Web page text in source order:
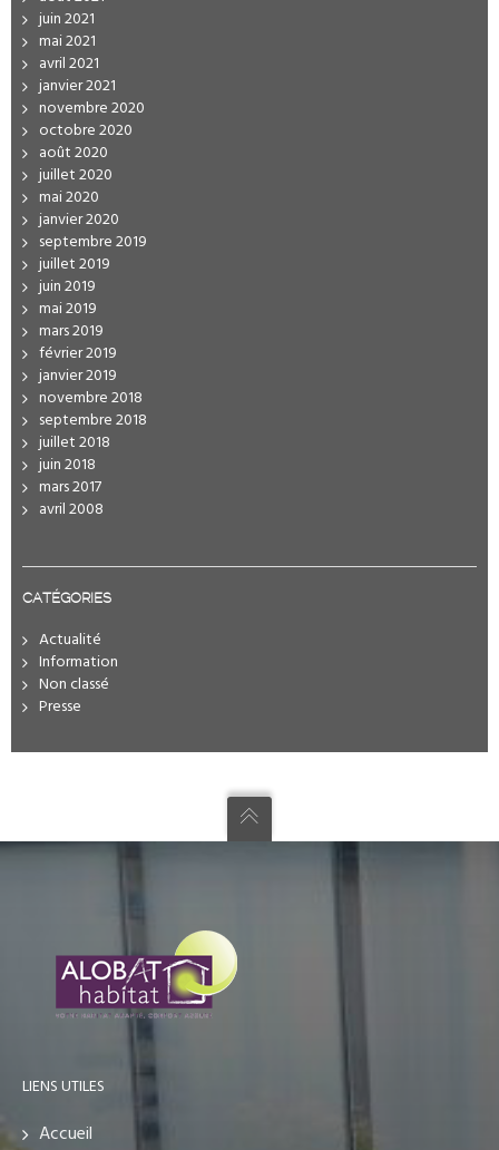
juin 2021
mai 2021
avril 2021
janvier 2021
novembre 2020
octobre 2020
août 2020
juillet 2020
mai 2020
janvier 2020
septembre 2019
juillet 2019
juin 2019
mai 2019
mars 2019
février 2019
janvier 2019
novembre 2018
septembre 2018
juillet 2018
juin 2018
mars 2017
avril 2008
CATÉGORIES
Actualité
Information
Non classé
Presse
LIENS UTILES
Accueil